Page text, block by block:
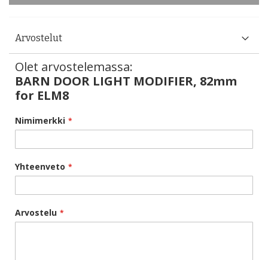
Arvostelut
Olet arvostelemassa:
BARN DOOR LIGHT MODIFIER, 82mm
for ELM8
Nimimerkki
Yhteenveto
Arvostelu